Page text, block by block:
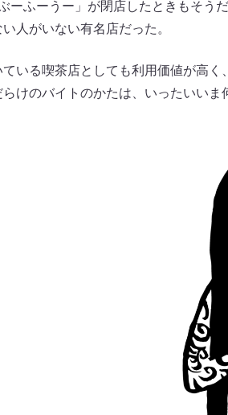
ーふーうー」が閉店したときもそう
人がいない有名店だった。
いる喫茶店としても利用価値が高
らけのバイトのかたは、いったいいま